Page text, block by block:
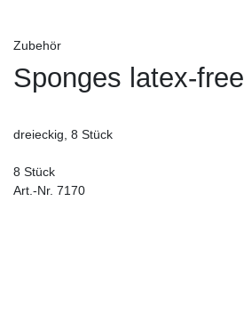
Zubehör
Sponges latex-free
dreieckig, 8 Stück
8 Stück
Art.-Nr. 7170